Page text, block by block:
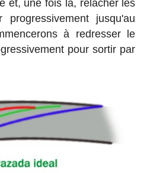
et, une fois là, relâcher les
jusqu'au
à redresser le
pour sortir par